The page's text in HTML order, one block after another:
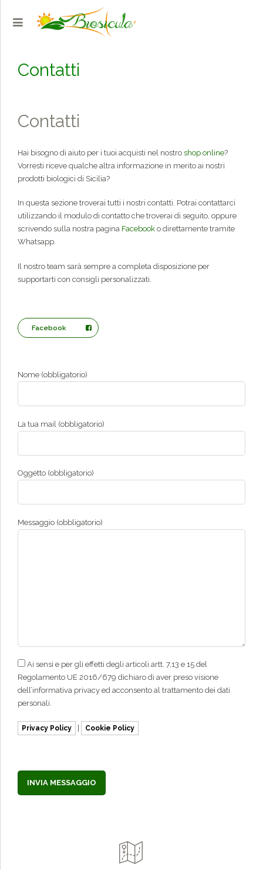
Contatti
Contatti
Hai bisogno di aiuto per i tuoi acquisti nel nostro shop online?
Vorresti riceve qualche altra informazione in merito ai nostri
prodotti biologici di Sicilia?
In questa sezione troverai tutti i nostri contatti. Potrai contattarci
utilizzando il modulo di contatto che troverai di seguito, oppure
scrivendo sulla nostra pagina Facebook o direttamente tramite
Whatsapp.
Il nostro team sarà sempre a completa disposizione per
supportarti con consigli personalizzati.
Facebook
Nome (obbligatorio)
La tua mail (obbligatorio)
Oggetto (obbligatorio)
Messaggio (obbligatorio)
Ai sensi e per gli effetti degli articoli artt. 7,13 e 15 del
Regolamento UE 2016/679 dichiaro di aver preso visione
dell’informativa privacy ed acconsento al trattamento dei dati
personali.
Privacy Policy | Cookie Policy